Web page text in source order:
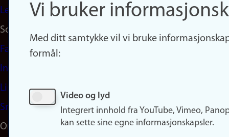
Ledige stillinger
Sosiale medier
Facebook
Instagram
LinkedIn
Snapchat
Om nettstedet
Vi bruker
Med ditt samtykke vil vi bruke
formål:
Video og lyd
Integrert innhold fra YouTube, Vimeo,
kan sette sine egne informasjonskapsler.